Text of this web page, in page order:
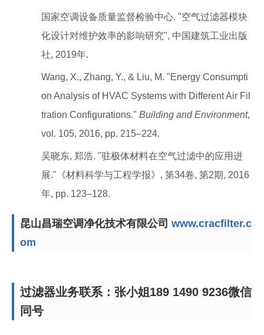
国家空调设备质量监督检验中心. "空气过滤器模块
化设计对维护效率的影响研究", 中国建筑工业出版
社, 2019年.
Wang, X., Zhang, Y., & Liu, M. "Energy Consumpti
on Analysis of HVAC Systems with Different Air Fil
tration Configurations." Building and Environment,
vol. 105, 2016, pp. 215–224.
吴晓东, 郑浩. "驻极体材料在空气过滤中的应用进
展."《材料科学与工程学报》, 第34卷, 第2期, 2016
年, pp. 123–128.
昆山昌瑞空调净化技术有限公司 www.cracfilter.c
om
过滤器业务联系：张小姐189 1490 9236微信
同号